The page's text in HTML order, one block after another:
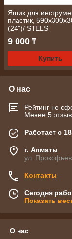
Ящик для
пластик,
(24")/ STELS
9 000 ₸
Купить
О нас
Рейтинг не
Менее 5
Работает с
г. Алматы
ул.
Контакты
Сегодня
Показать
О нас